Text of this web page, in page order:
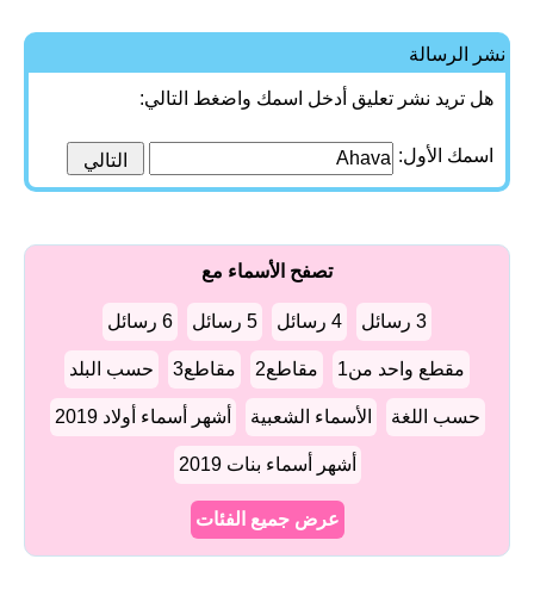
نشر الرسالة
هل تريد نشر تعليق أدخل اسمك واضغط التالي:
اسمك الأول:
تصفح الأسماء مع
3 رسائل 4 رسائل 5 رسائل 6 رسائل
مقطع واحد من1 مقاطع2 مقاطع3 حسب البلد
حسب اللغة الأسماء الشعبية أشهر أسماء أولاد 2019
أشهر أسماء بنات 2019
عرض جميع الفئات